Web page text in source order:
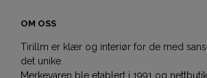
OM OSS
Tirillm er klær og interiør for de med
det unike.
Merkevaren ble etablert i 1991 og